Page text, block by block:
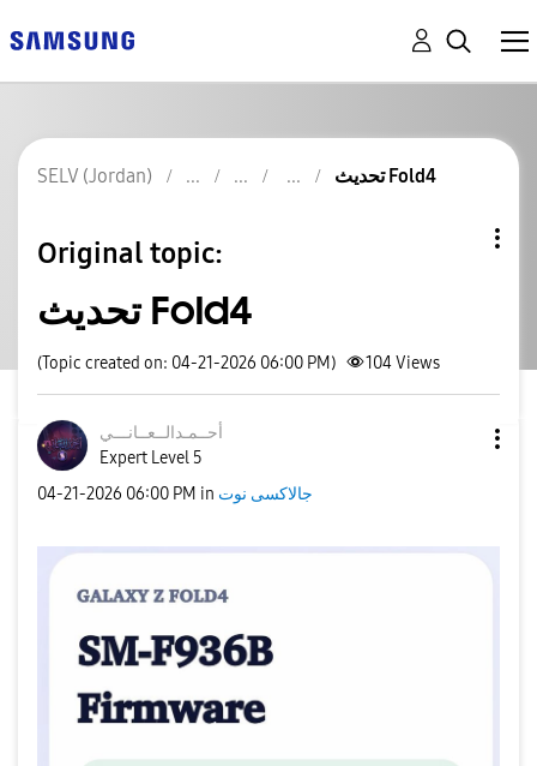
SELV (Jordan) تحديث Fold4
Original topic:
تحديث Fold4
(Topic created on: 04-21-2026 06:00 PM) 104Views
أحــمـدالــعــانـــي
Expert Level 5
‎04-21-2026 06:00 PM in جالاكسى نوت